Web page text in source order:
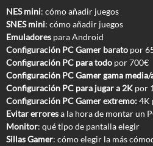
NES mini: cómo añadir juegos
SNES mini: cómo añadir juegos
Emuladores para Android
Configuración PC Gamer barato por
Configuración PC para todo por 700€
Configuración PC Gamer gama media/
Configuración PC para jugar a 2K por
Configuración PC Gamer extremo:4K
Evitar erroresa la hora de montar un
Monitor: qué tipo de pantalla elegir
Sillas Gamer: cómo elegir la más